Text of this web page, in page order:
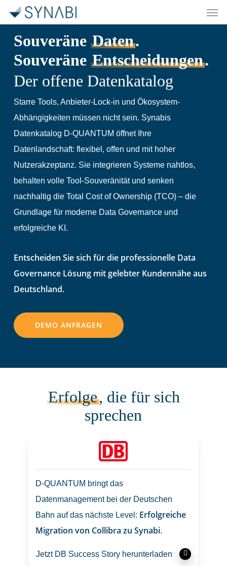
to
main
content
Souveräne Daten.
Souveräne Entscheidungen.
Der offene Datenkatalog
Starre Tools, Anbieter-Lock-in und Ökosystem-
Abhängigkeiten müssen nicht sein. Synabis
Datenkatalog D-QUANTUM öffnet Ihre
Datenlandschaft: flexibel, offen und mit hoher
Nutzerakzeptanz. Sie integrieren Systeme nahtlos,
behalten volle Tool-Souveränität und senken
nachhaltig die Total Cost of Ownership (TCO) – die
Grundlage für moderne Data Governance und
erfolgreiche KI.
Entscheiden Sie sich für die professionelle Data
Governance Lösung mit gelebter Kundennähe aus
Deutschland.
DEMO ANFRAGEN
Erfolge, die für sich
sprechen
D-QUANTUM bringt das
Datenmanagement bei der Deutschen
Bahn auf das nächste Level: Erfolgreiche
Migration von Collibra zu Synabi.
Jetzt DB Success Story herunterladen